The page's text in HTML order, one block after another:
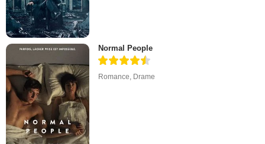
Normal People
Romance Drame